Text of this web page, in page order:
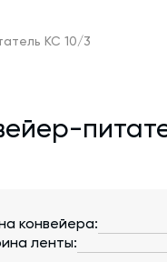
услуги
перевооружение
Доставка, шеф-
КС 10/3
конвейера:
ленты: